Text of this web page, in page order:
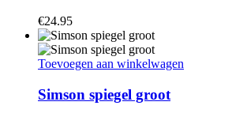
€24.95
Toevoegen aan winkelwagen
Simson spiegel groot